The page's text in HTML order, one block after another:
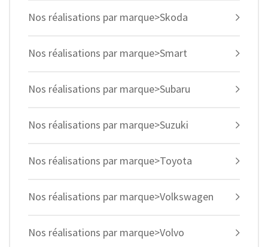
Nos réalisations par marque>Skoda
Nos réalisations par marque>Smart
Nos réalisations par marque>Subaru
Nos réalisations par marque>Suzuki
Nos réalisations par marque>Toyota
Nos réalisations par marque>Volkswagen
Nos réalisations par marque>Volvo